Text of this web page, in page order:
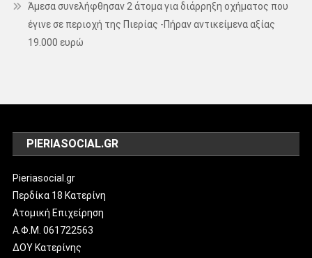
Άμεσα συνελήφθησαν 2 άτομα για διάρρηξη οχήματος που
έγινε σε περιοχή της Πιερίας -Πήραν αντικείμενα αξίας
19.000 ευρώ
PIERIASOCIAL.GR
Pieriasocial.gr
Περδίκα 18 Κατερίνη
Ατομική Επιχείρηση
Α.Φ.Μ. 061722563
ΔΟΥ Κατερίνης